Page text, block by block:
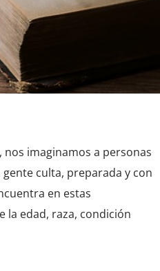
imaginamos a personas
culta, preparada y con
en estas
edad, raza, condición